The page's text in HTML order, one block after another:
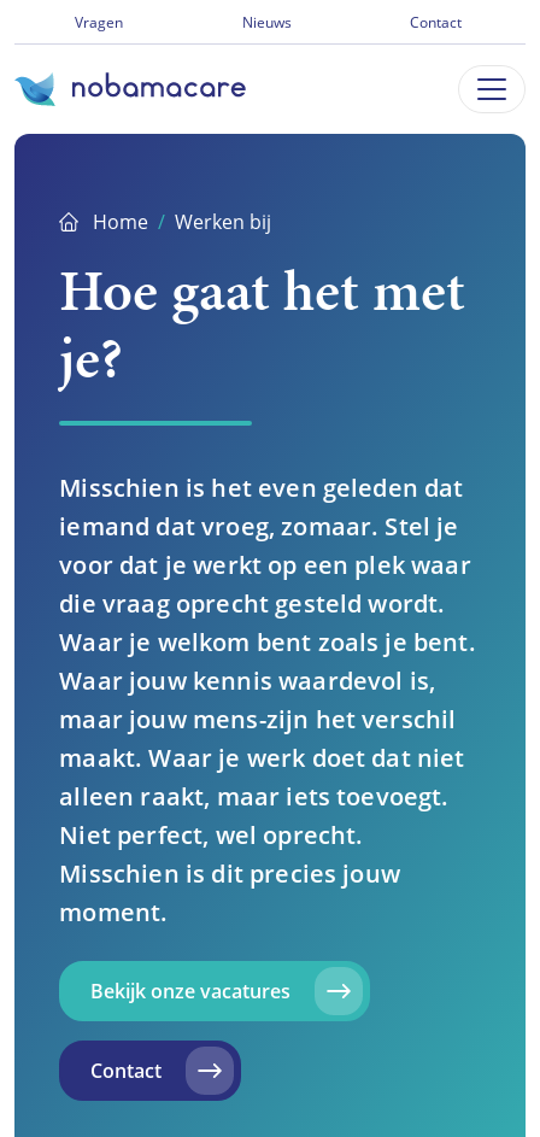
direct
naar
inhoud
Vragen Nieuws Contact
Home Werken bij
Hoe gaat het met
je?
Misschien is het even geleden dat
iemand dat vroeg, zomaar. Stel je
voor dat je werkt op een plek waar
die vraag oprecht gesteld wordt.
Waar je welkom bent zoals je bent.
Waar jouw kennis waardevol is,
maar jouw mens-zijn het verschil
maakt. Waar je werk doet dat niet
alleen raakt, maar iets toevoegt.
Niet perfect, wel oprecht.
Misschien is dit precies jouw
moment.
Bekijk onze vacatures
Contact